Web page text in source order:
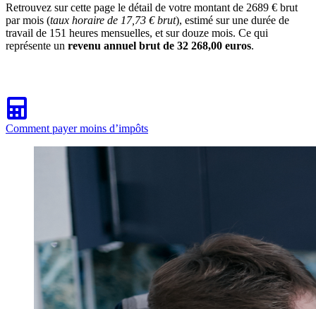
Retrouvez sur cette page le détail de votre montant de 2689 € brut
par mois (taux horaire de 17,73 € brut), estimé sur une durée de
travail de 151 heures mensuelles, et sur douze mois. Ce qui
représente un revenu annuel brut de 32 268,00 euros.
Comment payer moins d’impôts